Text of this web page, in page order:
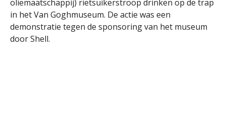
oliemaatschappij) rietsuikerstroop drinken op de trap
in het Van Goghmuseum. De actie was een
demonstratie tegen de sponsoring van het museum
door Shell.